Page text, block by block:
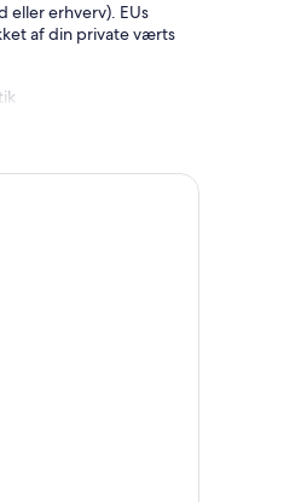
eller erhverv). EUs
af din private værts